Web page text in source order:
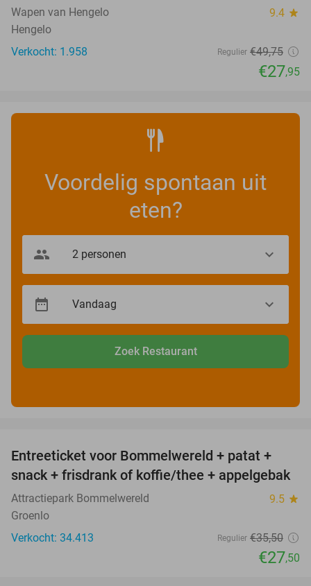
Wapen van Hengelo 9.4 star
Hengelo
Verkocht: 1.958
Regulier €49,75
€27,95
Voordelig spontaan uit
eten?
Zoek Restaurant
23%
Entreeticket voor Bommelwereld + patat +
snack + frisdrank of koffie/thee + appelgebak
Attractiepark Bommelwereld 9.5 star
Groenlo
Verkocht: 34.413
Regulier €35,50
€27,50